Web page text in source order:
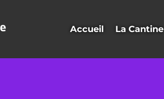
Accueil La Cantine